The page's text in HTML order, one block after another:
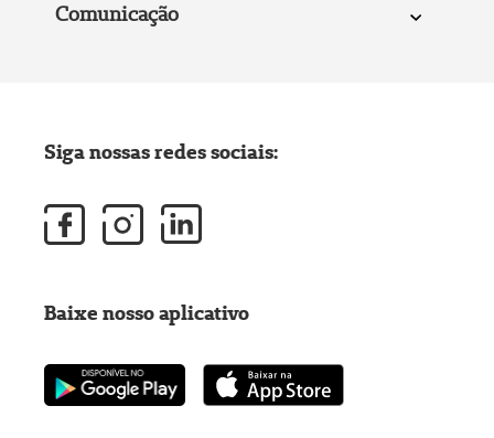
Comunicação
Siga nossas redes sociais:
Baixe nosso aplicativo